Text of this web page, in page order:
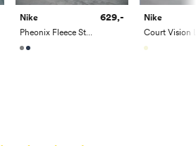
Nike
Pheonix Fleece Standard Pant
629,- Nike